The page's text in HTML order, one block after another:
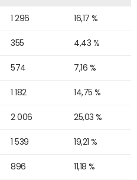
1 296 16,17 %
355 4,43 %
574 7,16 %
1 182 14,75 %
2 006 25,03 %
1 539 19,21 %
896 11,18 %